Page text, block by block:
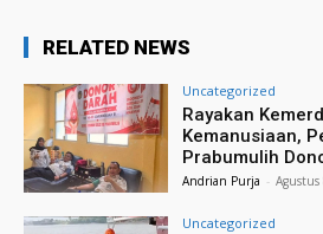
RELATED NEWS
Uncategorized
Rayakan
Kemanusiaan,
Prabumulih
Andrian Purja -
Uncategorized